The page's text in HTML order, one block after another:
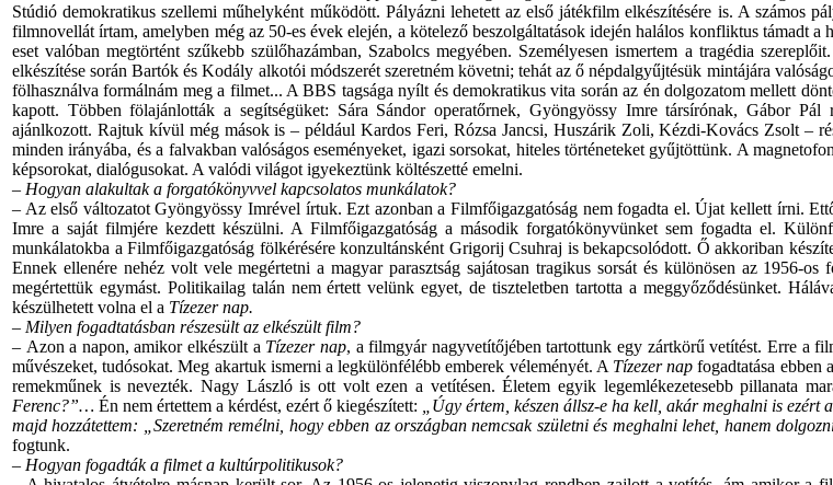
Stúdió demokratikus szellemi műhelyként működött. Pályázni lehetett az első játékfilm elkészítésére is. A számos
filmnovellát írtam, amelyben még az 50-es évek elején, a kötelező beszolgáltatások idején halálos konfliktus támadt
eset valóban megtörtént szűkebb szülőhazámban, Szabolcs megyében. Személyesen ismertem a tragédia
elkészítése során Bartók és Kodály alkotói módszerét szeretném követni; tehát az ő népdalgyűjtésük mintájára
fölhasználva formálnám meg a filmet... A BBS tagsága nyílt és demokratikus vita során az én dolgozatom mellett
kapott. Többen fölajánlották a segítségüket: Sára Sándor operatőrnek, Gyöngyössy Imre társírónak, Gábor Pál
ajánlkozott. Rajtuk kívül még mások is – például Kardos Feri, Rózsa Jancsi, Huszárik Zoli, Kézdi-Kovács Zsolt –
minden irányába, és a falvakban valóságos eseményeket, igazi sorsokat, hiteles történeteket gyűjtöttünk. A
képsorokat, dialógusokat. A valódi világot igyekeztünk költészetté emelni.
– Hogyan alakultak a forgatókönyvvel kapcsolatos munkálatok?
– Az első változatot Gyöngyössy Imrével írtuk. Ezt azonban a Filmfőigazgatóság nem fogadta el. Újat kellett írni.
Imre a saját filmjére kezdett készülni. A Filmfőigazgatóság a második forgatókönyvünket sem fogadta el.
munkálatokba a Filmfőigazgatóság fölkérésére konzultánsként Grigorij Csuhraj is bekapcsolódott. Ő akkoriban
Ennek ellenére nehéz volt vele megértetni a magyar parasztság sajátosan tragikus sorsát és különösen az
megértettük egymást. Politikailag talán nem értett velünk egyet, de tiszteletben tartotta a meggyőződésünket.
készülhetett volna el a Tízezer nap.
– Milyen fogadtatásban részesült az elkészült film?
– Azon a napon, amikor elkészült a Tízezer nap, a filmgyár nagyvetítőjében tartottunk egy zártkörű vetítést. Erre a
művészeket, tudósokat. Meg akartuk ismerni a legkülönfélébb emberek véleményét. A Tízezer nap fogadtatása ebben
remekműnek is nevezték. Nagy László is ott volt ezen a vetítésen. Életem egyik legemlékezetesebb pillanata
Ferenc?”… Én nem értettem a kérdést, ezért ő kiegészített: „Úgy értem, készen állsz-e ha kell, akár meghalni is ezért
majd hozzátettem: „Szeretném remélni, hogy ebben az országban nemcsak születni és meghalni lehet, hanem
fogtunk.
– Hogyan fogadták a filmet a kultúrpolitikusok?